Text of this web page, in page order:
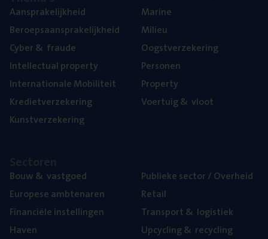
Aan­spra­ke­lijk­heid
Beroeps­aan­spra­ke­lijk­heid
Cyber& fraude
Intel­lec­tu­al property
Inter­na­ti­o­na­le Mobiliteit
Kre­diet­ver­ze­ke­ring
Kunst­ver­ze­ke­ring
Mari­ne
Mili­eu
Oogst­ver­ze­ke­ring
Per­so­nen
Pro­per­ty
Voer­tuig& vloot
Bouw& vastgoed
Euro­pe­se ambtenaren
Finan­ci­ë­le instellingen
Haven
Publie­ke sec­tor / Overheid
Retail
Trans­port& logistiek
Upcy­cling& recycling